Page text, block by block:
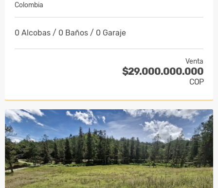
Colombia
0 Alcobas / 0 Baños / 0 Garaje
Venta
$29.000.000.000
COP